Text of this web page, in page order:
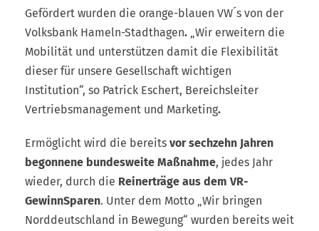
Gefördert wurden die orange-blauen VW´s von der
Volksbank Hameln-Stadthagen. „Wir erweitern die
Mobilität und unterstützen damit die Flexibilität
dieser für unsere Gesellschaft wichtigen
Institution“, so Patrick Eschert, Bereichsleiter
Vertriebsmanagement und Marketing.
Ermöglicht wird die bereits vor sechzehn Jahren
begonnene bundesweite Maßnahme, jedes Jahr
wieder, durch die Reinerträge aus dem VR-
GewinnSparen. Unter dem Motto „Wir bringen
Norddeutschland in Bewegung“ wurden bereits weit